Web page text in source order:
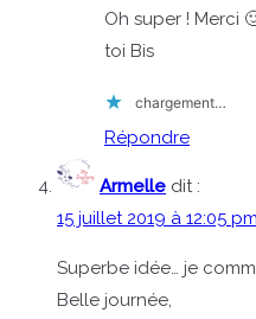
Oh super ! Merci
toi Bis
chargement…
Répondre
Armelle dit :
15 juillet 2019 à 12:05 pm
Superbe idée… je
Belle journée,